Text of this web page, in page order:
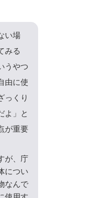
い場
みる
うやつ
由に使
っくり
よ」と
が重要
が、庁
につい
なんで